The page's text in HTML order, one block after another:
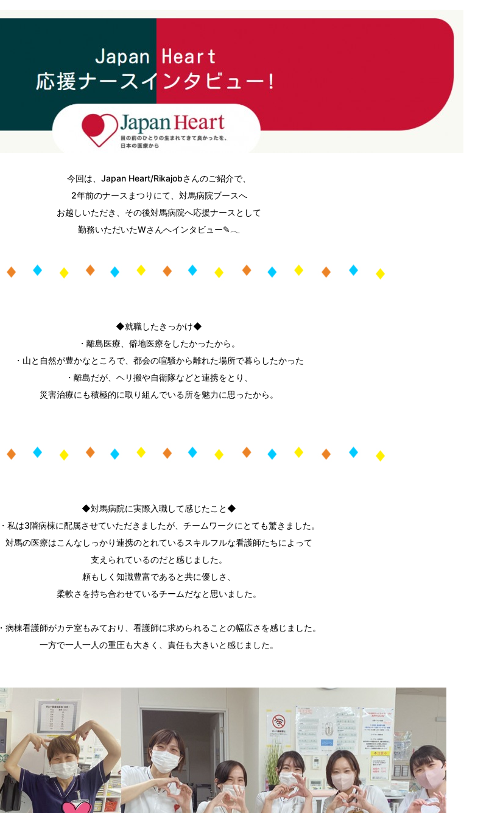
今回は、Japan Heart/Rikajobさんのご紹介で、
2年前のナースまつりにて、対馬病院ブースへ
お越しいただき、その後対馬病院へ応援ナースとして
勤務いただいたWさんへインタビュー✎𓂃
◆就職したきっかけ◆
・離島医療、僻地医療をしたかったから。
・山と自然が豊かなところで、都会の喧騒から離れた場所で暮らしたかった
・離島だが、ヘリ搬や自衛隊などと連携をとり、
災害治療にも積極的に取り組んでいる所を魅力に思ったから。
◆対馬病院に実際入職して感じたこと◆
・私は3階病棟に配属させていただきましたが、チームワークにとても驚きました。
対馬の医療はこんなしっかり連携のとれているスキルフルな看護師たちによって
支えられているのだと感じました。
頼もしく知識豊富であると共に優しさ、
柔軟さを持ち合わせているチームだなと思いました。
・病棟看護師がカテ室もみており、看護師に求められることの幅広さを感じました。
一方で一人一人の重圧も大きく、責任も大きいと感じました。